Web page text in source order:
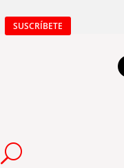
SUSCRÍBETE